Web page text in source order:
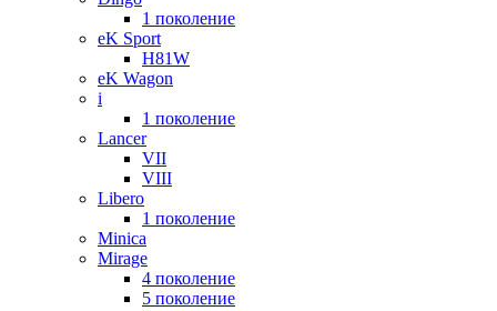
1 поколение
eK Sport
H81W
eK Wagon
i
1 поколение
Lancer
VII
VIII
Libero
1 поколение
Minica
Mirage
4 поколение
5 поколение